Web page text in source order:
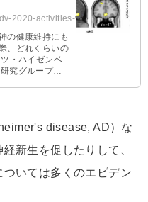
2020-activities-well-being/
の健康維持にも
、どれくらいの
・ハイゼンベ
究グループ
disease, AD）な
新生を促したりして、
いては多くのエビデン